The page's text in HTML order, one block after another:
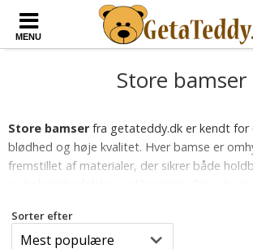
MENU
Store bamser
Store bamser fra getateddy.dk er kendt for
blødhed og høje kvalitet. Hver bamse er
fremstillet af materialer, der sikrer både
pude eller et dekorativt element i stuen eller
soveværelset.
Sorter efter